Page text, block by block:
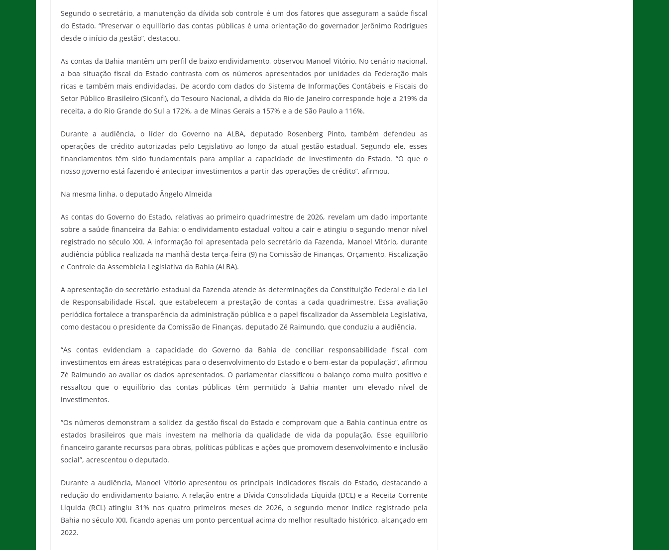
Segundo o secretário, a manutenção da dívida sob controle é um dos fatores que asseguram a saúde fiscal
do Estado. “Preservar o equilíbrio das contas públicas é uma orientação do governador Jerônimo Rodrigues
desde o início da gestão”, destacou.
As contas da Bahia mantêm um perfil de baixo endividamento, observou Manoel Vitório. No cenário nacional,
a boa situação fiscal do Estado contrasta com os números apresentados por unidades da Federação mais
ricas e também mais endividadas. De acordo com dados do Sistema de Informações Contábeis e Fiscais do
Setor Público Brasileiro (Siconfi), do Tesouro Nacional, a dívida do Rio de Janeiro corresponde hoje a 219% da
receita, a do Rio Grande do Sul a 172%, a de Minas Gerais a 157% e a de São Paulo a 116%.
Durante a audiência, o líder do Governo na ALBA, deputado Rosenberg Pinto, também defendeu as
operações de crédito autorizadas pelo Legislativo ao longo da atual gestão estadual. Segundo ele, esses
financiamentos têm sido fundamentais para ampliar a capacidade de investimento do Estado. “O que o
nosso governo está fazendo é antecipar investimentos a partir das operações de crédito”, afirmou.
Na mesma linha, o deputado Ângelo Almeida
As contas do Governo do Estado, relativas ao primeiro quadrimestre de 2026, revelam um dado importante
sobre a saúde financeira da Bahia: o endividamento estadual voltou a cair e atingiu o segundo menor nível
registrado no século XXI. A informação foi apresentada pelo secretário da Fazenda, Manoel Vitório, durante
audiência pública realizada na manhã desta terça-feira (9) na Comissão de Finanças, Orçamento, Fiscalização
e Controle da Assembleia Legislativa da Bahia (ALBA).
A apresentação do secretário estadual da Fazenda atende às determinações da Constituição Federal e da Lei
de Responsabilidade Fiscal, que estabelecem a prestação de contas a cada quadrimestre. Essa avaliação
periódica fortalece a transparência da administração pública e o papel fiscalizador da Assembleia Legislativa,
como destacou o presidente da Comissão de Finanças, deputado Zé Raimundo, que conduziu a audiência.
“As contas evidenciam a capacidade do Governo da Bahia de conciliar responsabilidade fiscal com
investimentos em áreas estratégicas para o desenvolvimento do Estado e o bem-estar da população”, afirmou
Zé Raimundo ao avaliar os dados apresentados. O parlamentar classificou o balanço como muito positivo e
ressaltou que o equilíbrio das contas públicas têm permitido à Bahia manter um elevado nível de
investimentos.
“Os números demonstram a solidez da gestão fiscal do Estado e comprovam que a Bahia continua entre os
estados brasileiros que mais investem na melhoria da qualidade de vida da população. Esse equilíbrio
financeiro garante recursos para obras, políticas públicas e ações que promovem desenvolvimento e inclusão
social”, acrescentou o deputado.
Durante a audiência, Manoel Vitório apresentou os principais indicadores fiscais do Estado, destacando a
redução do endividamento baiano. A relação entre a Dívida Consolidada Líquida (DCL) e a Receita Corrente
Líquida (RCL) atingiu 31% nos quatro primeiros meses de 2026, o segundo menor índice registrado pela
Bahia no século XXI, ficando apenas um ponto percentual acima do melhor resultado histórico, alcançado em
2022.